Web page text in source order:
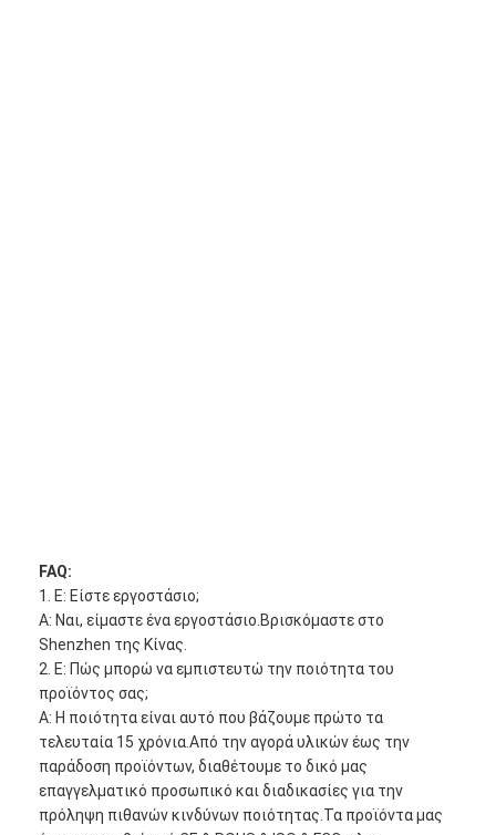
FAQ:
1. Ε: Είστε εργοστάσιο;
Α: Ναι, είμαστε ένα εργοστάσιο.Βρισκόμαστε στο
Shenzhen της Κίνας.
2. Ε: Πώς μπορώ να εμπιστευτώ την ποιότητα του
προϊόντος σας;
Α: Η ποιότητα είναι αυτό που βάζουμε πρώτο τα
τελευταία 15 χρόνια.Από την αγορά υλικών έως την
παράδοση προϊόντων, διαθέτουμε το δικό μας
επαγγελματικό προσωπικό και διαδικασίες για την
πρόληψη πιθανών κινδύνων ποιότητας.Τα προϊόντα μας